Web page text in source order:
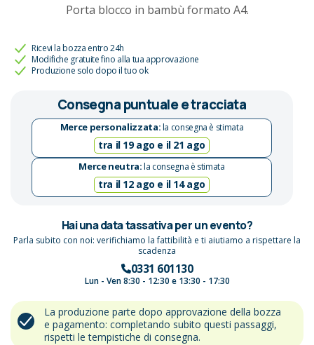
Porta blocco in bambù formato A4.
Ricevi la bozza entro 24h
Modifiche gratuite fino alla tua approvazione
Produzione solo dopo il tuo ok
Consegna puntuale e tracciata
Merce personalizzata:la consegna è stimata
tra il 19 ago e il 21 ago
Merce neutra:la consegna è stimata
tra il 12 ago e il 14 ago
Hai una data tassativa per un evento?
Parla subito con noi: verifichiamo la fattibilità e ti aiutiamo a rispettare la
scadenza
0331 601130
Lun - Ven 8:30 - 12:30 e 13:30 - 17:30
La produzione parte dopo approvazione della bozza
e pagamento: completando subito questi passaggi,
rispetti le tempistiche di consegna.